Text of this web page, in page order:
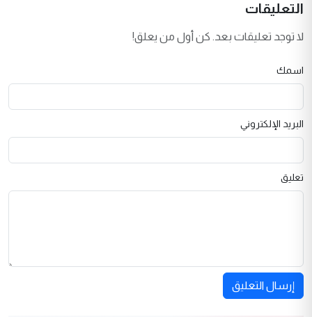
التعليقات
لا توجد تعليقات بعد. كن أول من يعلق!
اسمك
البريد الإلكتروني
تعليق
إرسال التعليق